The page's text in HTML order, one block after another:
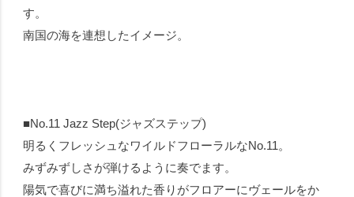
す。
南国の海を連想したイメージ。
■No.11 Jazz Step(ジャズステップ)
明るくフレッシュなワイルドフローラルなNo.11。
みずみずしさが弾けるように奏でます。
陽気で喜びに満ち溢れた香りがフロアーにヴェールをか